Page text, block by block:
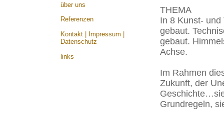
über uns
Referenzen
Kontakt | Impressum |
Datenschutz
links
THEMA
In 8 Kunst-
gebaut.
gebaut.
Achse.
Im Rahmen
Zukunft, der
Grundregeln,